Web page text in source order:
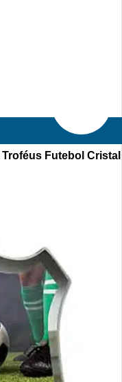
Troféus Futebol Cristal